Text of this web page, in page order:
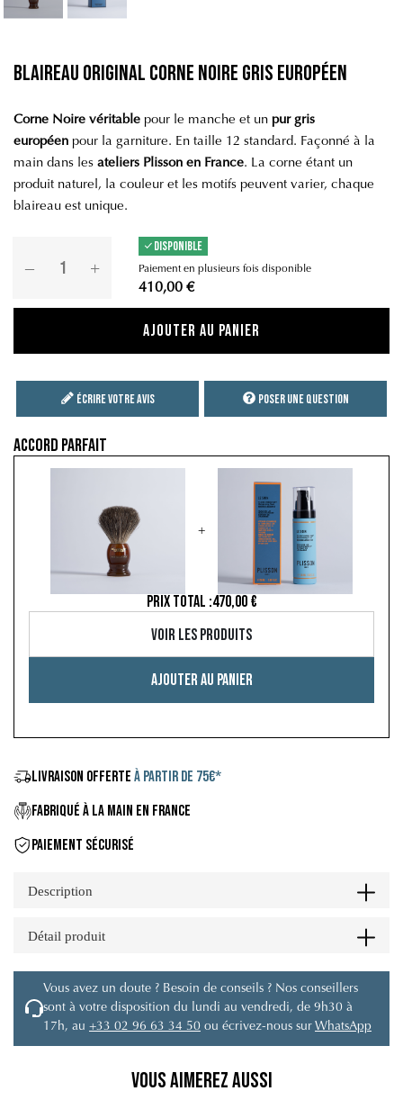
Blaireau Original Corne Noire Gris Européen
Corne Noire véritable pour le manche et un pur gris
européen pour la garniture. En taille 12 standard. Façonné à la
main dans les ateliers Plisson en France. La corne étant un
produit naturel, la couleur et les motifs peuvent varier, chaque
blaireau est unique.
DISPONIBLE
Paiement en plusieurs fois disponible
410,00 €
Ajouter au panier
Écrire votre avis Poser une question
Accord parfait
+
PRIX TOTAL :470,00 €
Voir les produits
Ajouter au panier
LIVRAISON OFFERTE À PARTIR DE 75€*
FABRIQUÉ À LA MAIN EN FRANCE
PAIEMENT SÉCURISÉ
Description
Détail produit
Vous avez un doute ? Besoin de conseils ? Nos conseillers
sont à votre disposition du lundi au vendredi, de 9h30 à
17h, au +33 02 96 63 34 50 ou écrivez-nous sur WhatsApp
Vous aimerez aussi